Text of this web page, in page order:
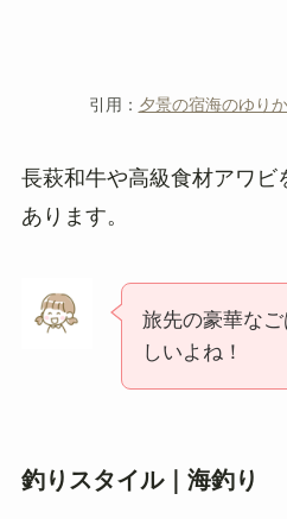
引用： 夕景の宿海のゆり
長萩和牛や高級食材アワビ
あります。
旅先の豪華な
しいよね！
釣りスタイル｜海釣り